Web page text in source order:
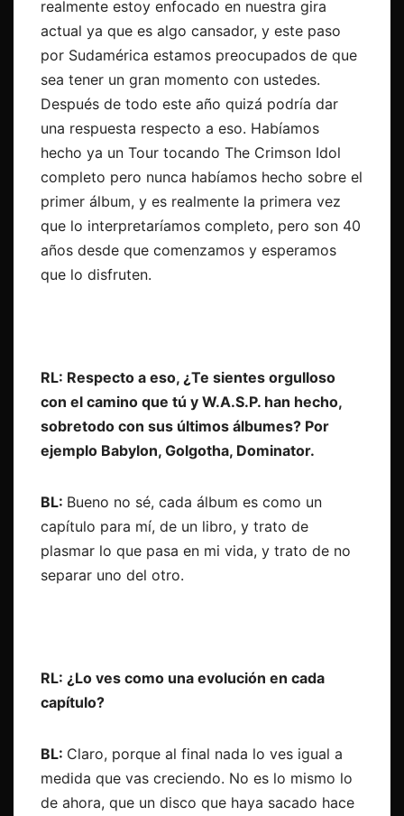
realmente estoy enfocado en nuestra gira
actual ya que es algo cansador, y este paso
por Sudamérica estamos preocupados de que
sea tener un gran momento con ustedes.
Después de todo este año quizá podría dar
una respuesta respecto a eso. Habíamos
hecho ya un Tour tocando The Crimson Idol
completo pero nunca habíamos hecho sobre el
primer álbum, y es realmente la primera vez
que lo interpretaríamos completo, pero son 40
años desde que comenzamos y esperamos
que lo disfruten.
RL: Respecto a eso, ¿Te sientes orgulloso
con el camino que tú y W.A.S.P. han hecho,
sobretodo con sus últimos álbumes? Por
ejemplo Babylon, Golgotha, Dominator.
BL: Bueno no sé, cada álbum es como un
capítulo para mí, de un libro, y trato de
plasmar lo que pasa en mi vida, y trato de no
separar uno del otro.
RL: ¿Lo ves como una evolución en cada
capítulo?
BL: Claro, porque al final nada lo ves igual a
medida que vas creciendo. No es lo mismo lo
de ahora, que un disco que haya sacado hace